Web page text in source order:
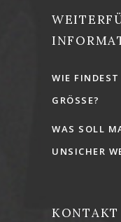
WIE
GRÖSSE?
WAS SOLL
UNSICHER
KONTAKT